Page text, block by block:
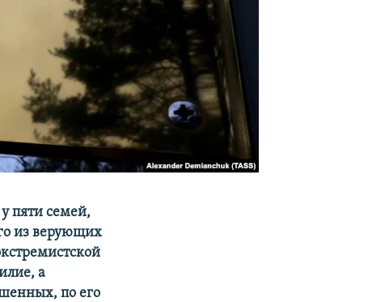
пяти семей,
из верующих
а
по его